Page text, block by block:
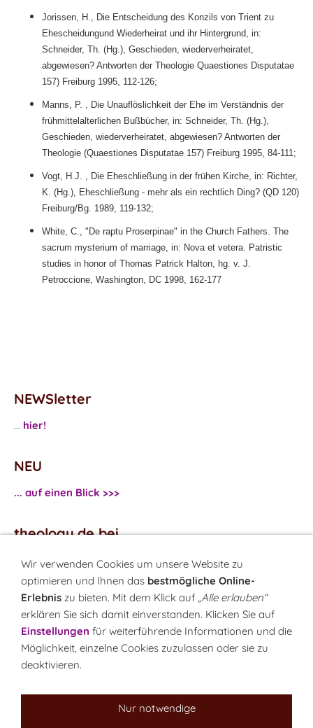
Jorissen, H., Die Entscheidung des Konzils von Trient zu
Ehescheidungund Wiederheirat und ihr Hintergrund, in:
Schneider, Th. (Hg.), Geschieden, wiederverheiratet,
abgewiesen? Antworten der Theologie Quaestiones Disputatae
157) Freiburg 1995, 112-126;
Manns, P. , Die Unauflöslichkeit der Ehe im Verständnis der
frühmittelalterlichen Bußbücher, in: Schneider, Th. (Hg.),
Geschieden, wiederverheiratet, abgewiesen? Antworten der
Theologie (Quaestiones Disputatae 157) Freiburg 1995, 84-111;
Vogt, H.J. , Die Eheschließung in der frühen Kirche, in: Richter,
K. (Hg.), Eheschließung - mehr als ein rechtlich Ding? (QD 120)
Freiburg/Bg. 1989, 119-132;
White, C., "De raptu Proserpinae" in the Church Fathers. The
sacrum mysterium of marriage, in: Nova et vetera. Patristic
studies in honor of Thomas Patrick Halton, hg. v. J.
Petroccione, Washington, DC 1998, 162-177
NEWSletter
... hier!
NEU
... auf einen Blick >>>
theology.de bei
...Facebook
...Twitter
Monatsrätsel
Rätseln & Gewinnen!
Wir verwenden Cookies um unsere Website zu
optimieren und Ihnen das bestmögliche Online-
Erlebnis zu bieten. Mit dem Klick auf „Alle erlauben“
erklären Sie sich damit einverstanden. Klicken Sie auf
Einstellungen für weiterführende Informationen und die
Möglichkeit, einzelne Cookies zuzulassen oder sie zu
deaktivieren.
Nur notwendige